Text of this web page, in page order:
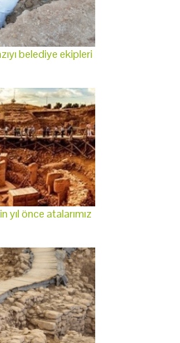
belediye ekipleri
önce atalarımız